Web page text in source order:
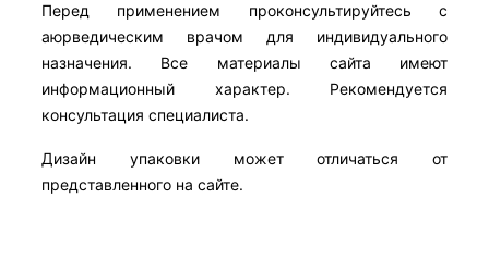
Перед применением проконсультируйтесь с
аюрведическим врачом для индивидуального
назначения. Все материалы сайта имеют
информационный характер. Рекомендуется
консультация специалиста.
Дизайн упаковки может отличаться от
представленного на сайте.